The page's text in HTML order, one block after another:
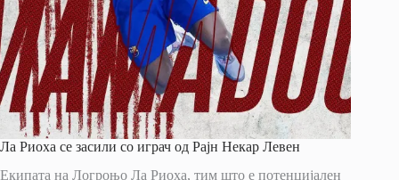
Ла Риоха се засили со играч од Рајн Некар Левен
Екипата на Логроњо Ла Риоха, тим што е потенцијален